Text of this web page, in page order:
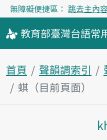
無障礙便捷區： 跳去主內容
教育部臺灣台語常
首頁 聲韻調索引
蜞（目前頁面）